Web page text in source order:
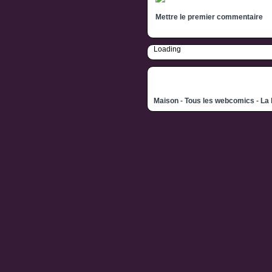
Mettre le premier commentaire
Loading
Maison - Tous les webcomics - La